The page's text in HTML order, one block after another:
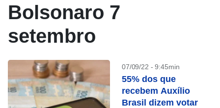
Bolsonaro 7
setembro
07/09/22 - 9:45min
55% dos que
recebem Auxílio
Brasil dizem votar